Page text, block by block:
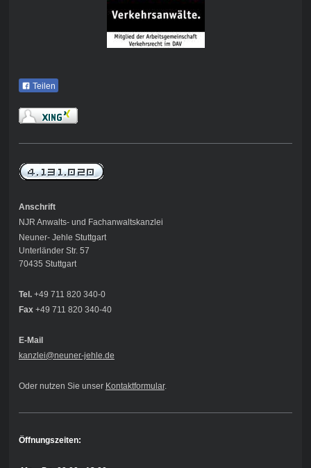
Teilen
Anschrift
NJR Anwalts- und Fachanwaltskanzlei
Neuner- Jehle Stuttgart
Unterländer Str. 57
70435 Stuttgart
Tel.+49 711 820 340-0
Fax+49 711 820 340-40
E-Mail
kanzlei@neuner-jehle.de
Oder nutzen Sie unser Kontaktformular.
Öffnungszeiten: